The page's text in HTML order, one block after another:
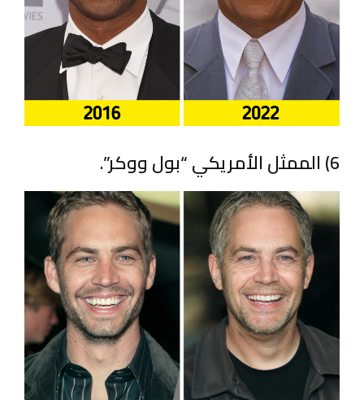
6) الممثل الأمريكي “بول ووكر”.